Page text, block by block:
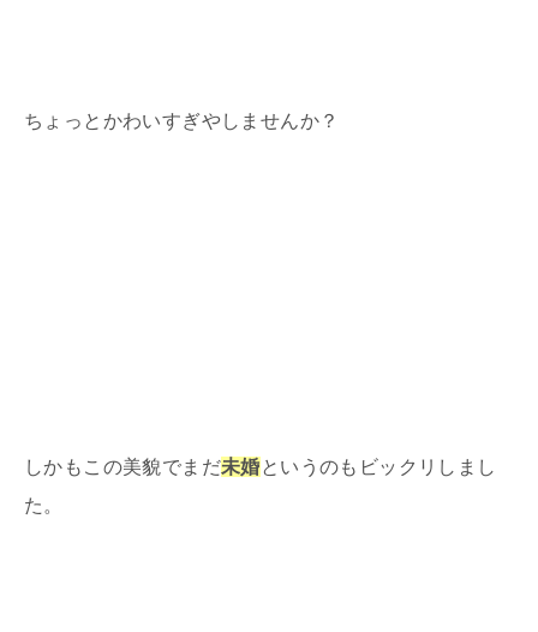
ちょっとかわいすぎやしませんか？
しかもこの美貌でまだ未婚というのもビックリしまし
た。